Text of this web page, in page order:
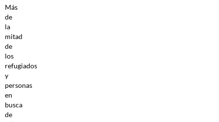
Más
de
la
mitad
de
los
refugiados
y
personas
en
busca
de